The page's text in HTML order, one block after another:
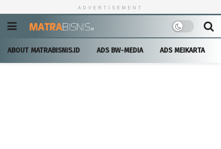
ADVERTISEMENT
ABOUT MATRABISNIS.ID ADS BW-MEDIA ADS MEIKARTA